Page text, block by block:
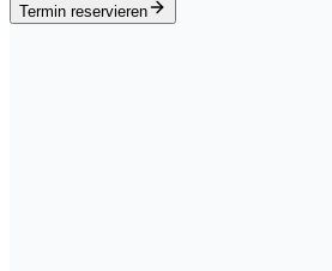
Termin reservieren